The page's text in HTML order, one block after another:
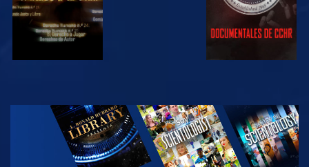
VE
EXPLORA LAS
SERIES